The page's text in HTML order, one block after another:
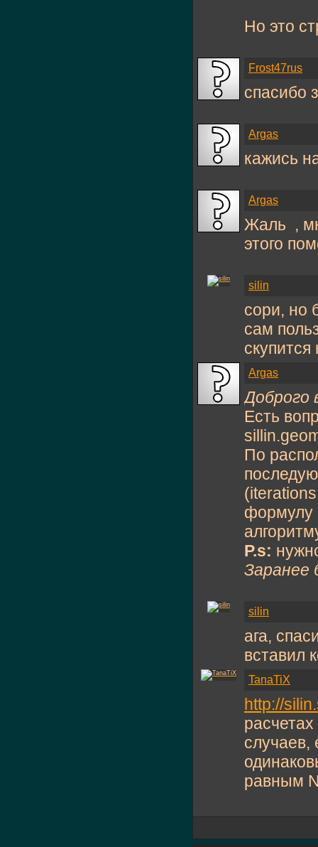
Но это
Frost47rus
спасибо
Argas
кажись
Argas
Жаль ,
этого
silin
сори, но
сам
Argas
Доброго
Есть
По
формулу
P.s:
Заранее
silin
ага,
вставил
TanaTiX
http://
случаев,
равным